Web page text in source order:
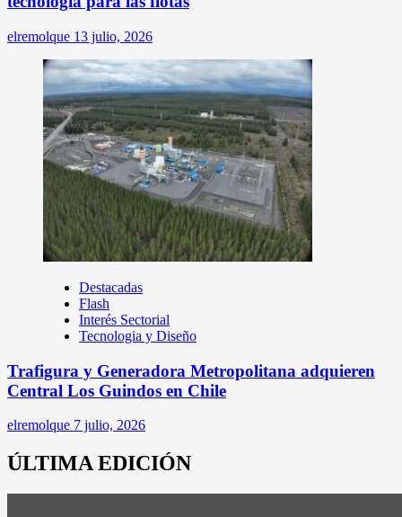
elremolque 13 julio, 2026
Destacadas
Flash
Interés Sectorial
Tecnologia y Diseño
Trafigura y Generadora Metropolitana adquieren
Central Los Guindos en Chile
elremolque 7 julio, 2026
ÚLTIMA EDICIÓN